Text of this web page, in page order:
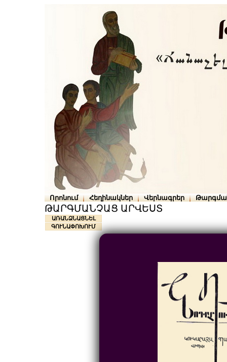
Որոնում Հեղինակներ Վերնագրեր
ԹԱՐԳՄԱՆՉԱՑ ԱՐՎԵՍՏ
ԱՌԱՆՁՆԱՑՆԵԼ
ԳՈՒՆԱՓՈԽՈՒՄ